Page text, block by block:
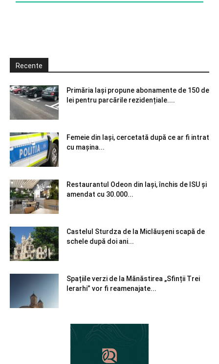
Recente
Primăria Iași propune abonamente de 150 de
lei pentru parcările rezidențiale....
Femeie din Iași, cercetată după ce ar fi intrat
cu mașina...
Restaurantul Odeon din Iași, închis de ISU și
amendat cu 30.000...
Castelul Sturdza de la Miclăușeni scapă de
schele după doi ani...
Spațiile verzi de la Mănăstirea „Sfinții Trei
Ierarhi” vor fi reamenajate...